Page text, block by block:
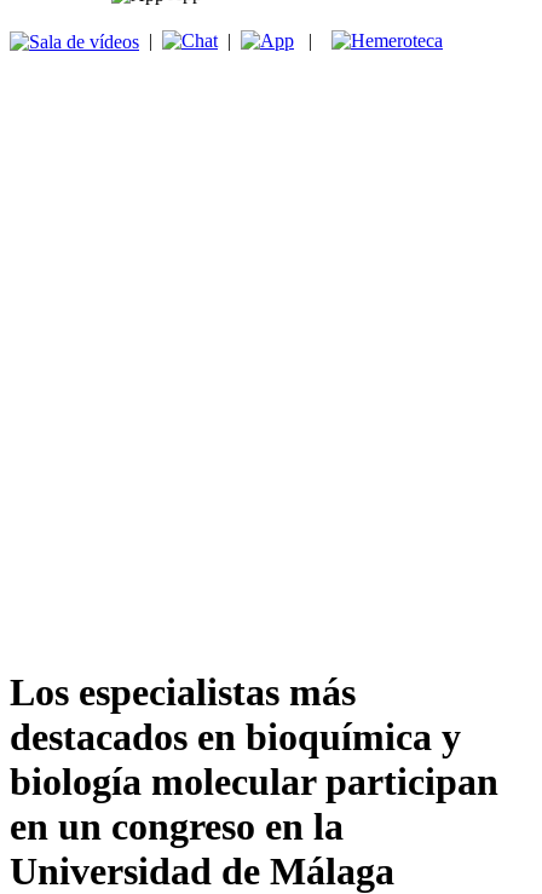
| | |
Los especialistas más
destacados en bioquímica y
biología molecular participan
en un congreso en la
Universidad de Málaga